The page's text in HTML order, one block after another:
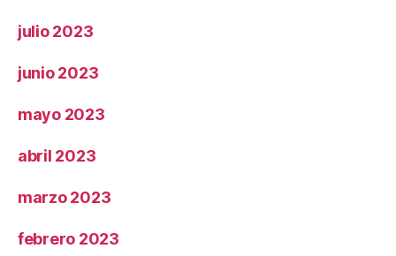
julio 2023
junio 2023
mayo 2023
abril 2023
marzo 2023
febrero 2023